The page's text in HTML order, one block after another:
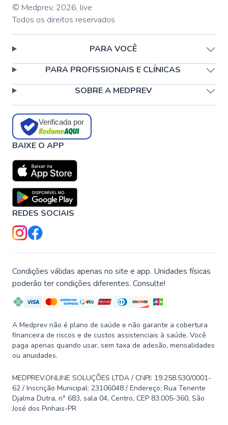
© Medprev, 2026, live
Todos os direitos reservados
PARA VOCÊ
PARA PROFISSIONAIS E CLÍNICAS
SOBRE A MEDPREV
Verificada por
BAIXE O APP
REDES SOCIAIS
Condições válidas apenas no site e app. Unidades físicas
poderão ter condições diferentes. Consulte!
A Medprev não é plano de saúde e não garante a cobertura
financeira de riscos e de custos assistenciais à saúde. Você
paga apenas quando usar, sem taxa de adesão, mensalidades
ou anuidades.
MEDPREV.ONLINE SOLUÇÕES LTDA / CNPJ: 19.258.530/0001-
62 / Inscrição Municipal: 23106048 / Endereço: Rua Tenente
Djalma Dutra, n° 683, sala 04, Centro, CEP 83.005-360, São
José dos Pinhais-PR